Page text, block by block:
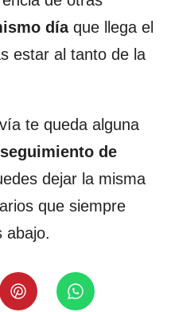
díaque llega el
estar al tanto de la
te queda alguna
seguimiento de
dejar la misma
que siempre
abajo.